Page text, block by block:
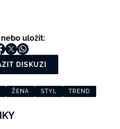
uložit:
DISKUZI
ŽENA STYL TREND